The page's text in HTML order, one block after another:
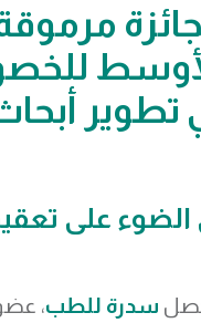
تطوير
الضوء على
سدرة للطب،